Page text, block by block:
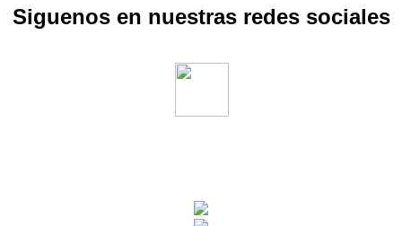
Siguenos en nuestras redes sociales